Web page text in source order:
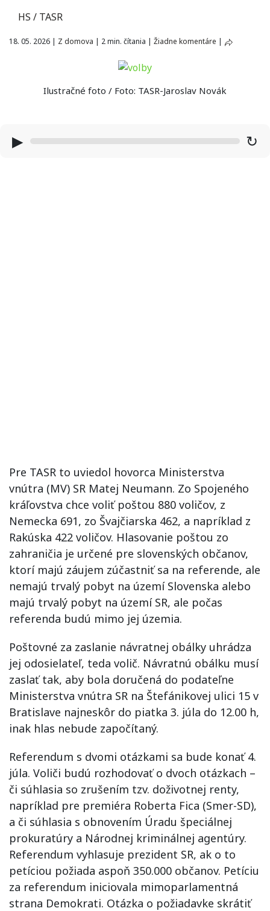
HS / TASR
18. 05. 2026 | Z domova | 2 min. čítania | Žiadne komentáre |
Ilustračné foto / Foto: TASR-Jaroslav Novák
▶ ↻
Pre TASR to uviedol hovorca Ministerstva
vnútra (MV) SR Matej Neumann. Zo Spojeného
kráľovstva chce voliť poštou 880 voličov, z
Nemecka 691, zo Švajčiarska 462, a napríklad z
Rakúska 422 voličov. Hlasovanie poštou zo
zahraničia je určené pre slovenských občanov,
ktorí majú záujem zúčastniť sa na referende, ale
nemajú trvalý pobyt na území Slovenska alebo
majú trvalý pobyt na území SR, ale počas
referenda budú mimo jej územia.
Poštovné za zaslanie návratnej obálky uhrádza
jej odosielateľ, teda volič. Návratnú obálku musí
zaslať tak, aby bola doručená do podateľne
Ministerstva vnútra SR na Štefánikovej ulici 15 v
Bratislave najneskôr do piatka 3. júla do 12.00 h,
inak hlas nebude započítaný.
Referendum s dvomi otázkami sa bude konať 4.
júla. Voliči budú rozhodovať o dvoch otázkach –
či súhlasia so zrušením tzv. doživotnej renty,
napríklad pre premiéra Roberta Fica (Smer-SD),
a či súhlasia s obnovením Úradu špeciálnej
prokuratúry a Národnej kriminálnej agentúry.
Referendum vyhlasuje prezident SR, ak o to
petíciou požiada aspoň 350.000 občanov. Petíciu
za referendum iniciovala mimoparlamentná
strana Demokrati. Otázka o požiadavke skrátiť